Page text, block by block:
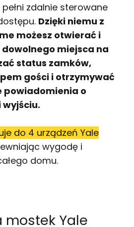
zdalnie sterowane
Dzięki niemu z
możesz otwierać i
miejsca na
status zamków,
gości i otrzymywać
o
wyjściu.
do 4 urządzeń Yale
wygodę i
domu.
mostek Yale